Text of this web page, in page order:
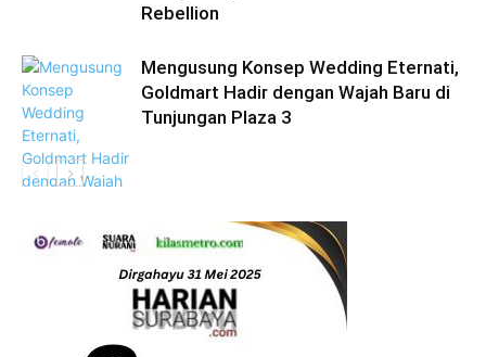
Rebellion
Mengusung Konsep Wedding Eternati,
Goldmart Hadir dengan Wajah Baru di
Tunjungan Plaza 3